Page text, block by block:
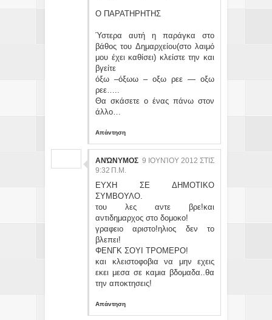
Ο ΠΑΡΑΤΗΡΗΤΗΣ
Ύστερα αυτή η παράγκα στο
βάθος του Δημαρχείου(στο λαιμό
μου έχει καθίσει) κλείστε την και
βγείτε
όξω –όξωω – οξω ρεε — οξω
ρεε…..
Θα σκάσετε ο ένας πάνω στον
άλλο…
Απάντηση
ΑΝΏΝΥΜΟΣ 9 ΙΟΥΝΊΟΥ 2012 ΣΤΙΣ
9:32 Π.Μ.
ΕΥΧΗ ΣΕ ΔΗΜΟΤΙΚΟ
ΣΥΜΒΟΥΛΟ.
του λες αντε βρε!και
αντιδημαρχος στο δομοκο!
γραφειο αριστο!ηλιος δεν το
βλεπει!
ΦΕΝΓΚ ΣΟΥΙ ΤΡΟΜΕΡΟ!
και κλειστοφοβια να μην εχεις
εκει μεσα σε καμια βδομαδα..θα
την αποκτησεις!
Απάντηση